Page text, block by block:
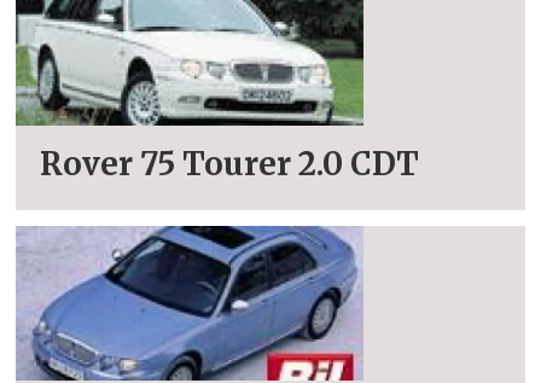
Rover 75 Tourer 2.0 CDT